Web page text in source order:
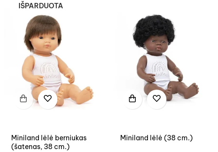
IŠPARDUOTA
Miniland lėlė berniukas
(šatenas, 38 cm.)
Miniland lėlė (38 cm.)